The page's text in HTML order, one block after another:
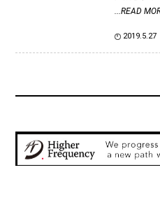
...READ
2019.5.27